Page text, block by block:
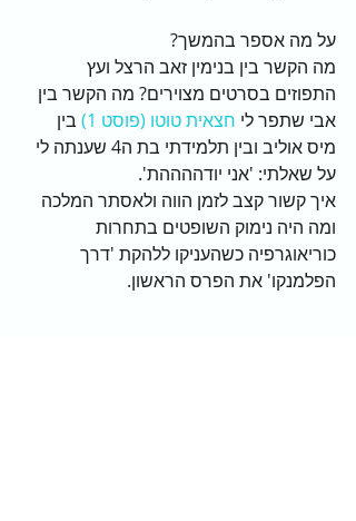
על מה אספר בהמשך?
מה הקשר בין בנימין זאב הרצל ועץ
התפוזים בסרטים מצוירים? מה הקשר בין
אבי שתפר לי חצאית טוטו (פוסט 1)
בין
מיס אוליב ובין תלמידתי בת ה4 שענתה לי
על שאלתי: 'אני יודההההת'.
איך קשור קצב לזמן הווה ולאסתר המלכה
ומה היה נימוק השופטים בתחרות
כוריאוגרפיה כשהעניקו ללהקת 'דרך
הפלמנקו' את הפרס הראשון.